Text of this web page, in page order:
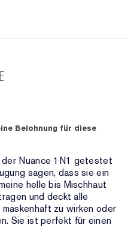
Belohnung für diese
Nuance 1N1 getestet
sagen, dass sie ein
helle bis Mischhaut
und deckt alle
zu wirken oder
Sie ist perfekt für einen